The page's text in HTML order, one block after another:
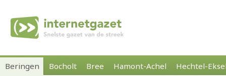
Beringen Bocholt Bree Hamont-Achel Hechtel-